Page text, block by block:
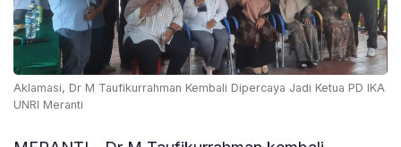
Aklamasi, Dr M Taufikurrahman Kembali Dipercaya Jadi Ketua PD IKA
UNRI Meranti